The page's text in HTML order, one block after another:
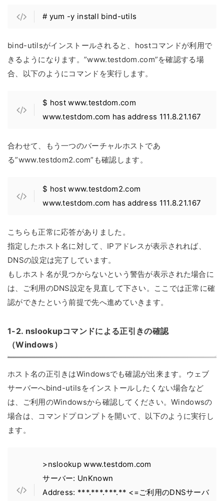
# yum -y install bind-utils
bind-utilsがインストールされると、hostコマンドが利用で
きるようになります。”www.testdom.com”を確認する場
合、以下のようにコマンドを実行します。
$ host www.testdom.com
www.testdom.com has address 111.8.21.167
合わせて、もう一つのバーチャルホストであ
る”www.testdom2.com”も確認します。
$ host www.testdom2.com
www.testdom.com has address 111.8.21.167
こちらも正常に応答がありました。
指定したホスト名に対して、IPアドレスが表示されれば、
DNSの設定は完了しています。
もしホスト名が見つからないという警告が表示された場合に
は、ご利用のDNS設定を見直して下さい。ここでは正常に確
認ができたという前提で先へ進めていきます。
1-2. nslookupコマンドによる正引きの確認
（Windows）
ホスト名の正引きはWindowsでも確認が出来ます。ウェブ
サーバーへbind-utilsをインストールしたくない場合など
は、ご利用のWindowsから確認してください。Windowsの
場合は、コマンドプロンプトを開いて、以下のように実行し
ます。
>nslookup www.testdom.com
サーバー: UnKnown
Address: ***.***.***.** <=ご利用のDNSサーバ